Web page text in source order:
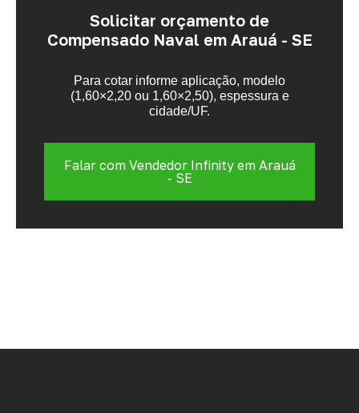
Solicitar orçamento de
Compensado Naval em Arauá - SE
Para cotar informe aplicação, modelo
(1,60×2,20 ou 1,60×2,50), espessura e
cidade/UF.
Falar com Vendedor Infinity em Arauá
- SE